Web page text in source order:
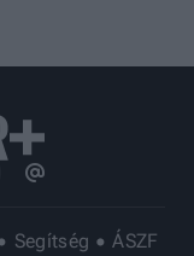
Segítség
ÁSZF